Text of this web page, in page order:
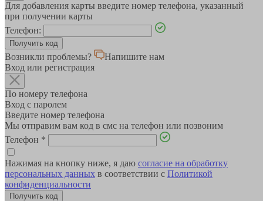
Для добавления карты введите номер телефона, указанный
при получении карты
Телефон:
Возникли проблемы?
Напишите нам
Вход или регистрация
По номеру телефона
Вход с паролем
Введите номер телефона
Мы отправим вам код в смс на телефон или позвоним
Телефон *
Нажимая на кнопку ниже, я даю согласие на обработку
персональных данных в соответствии с Политикой
конфиденциальности